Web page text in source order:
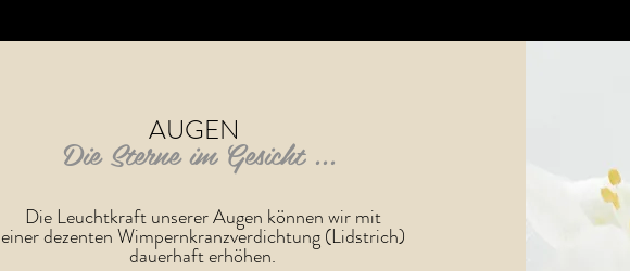
AUGEN
Die Sterne im Gesicht ...
Die Leuchtkraft unserer Augen können wir mit
einer dezenten Wimpernkranzverdichtung (Lidstrich)
dauerhaft erhöhen.